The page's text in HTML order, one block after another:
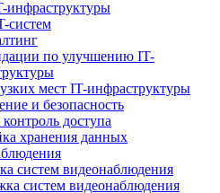
инфраструктуры
систем
по улучшению IT-
мест IT-инфраструктуры
и безопасность
доступа
хранения данных
систем видеонаблюдения
систем видеонаблюдения